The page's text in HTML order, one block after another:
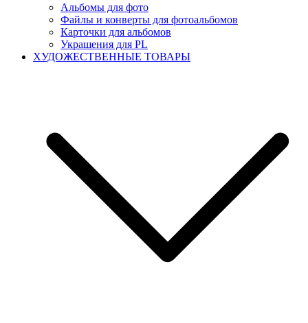
Альбомы для фото
Файлы и конверты для фотоальбомов
Карточки для альбомов
Украшения для PL
ХУДОЖЕСТВЕННЫЕ ТОВАРЫ